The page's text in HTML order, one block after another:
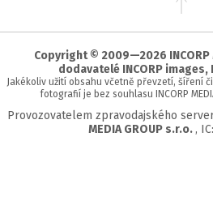
stránky
Copyright © 2009—2026 INCORP
dodavatelé INCORP images,
Jakékoliv užití obsahu včetně převzetí, šíření
fotografií je bez souhlasu INCORP
Provozovatelem zpravodajského
MEDIA GROUP s.r.o. , IC: